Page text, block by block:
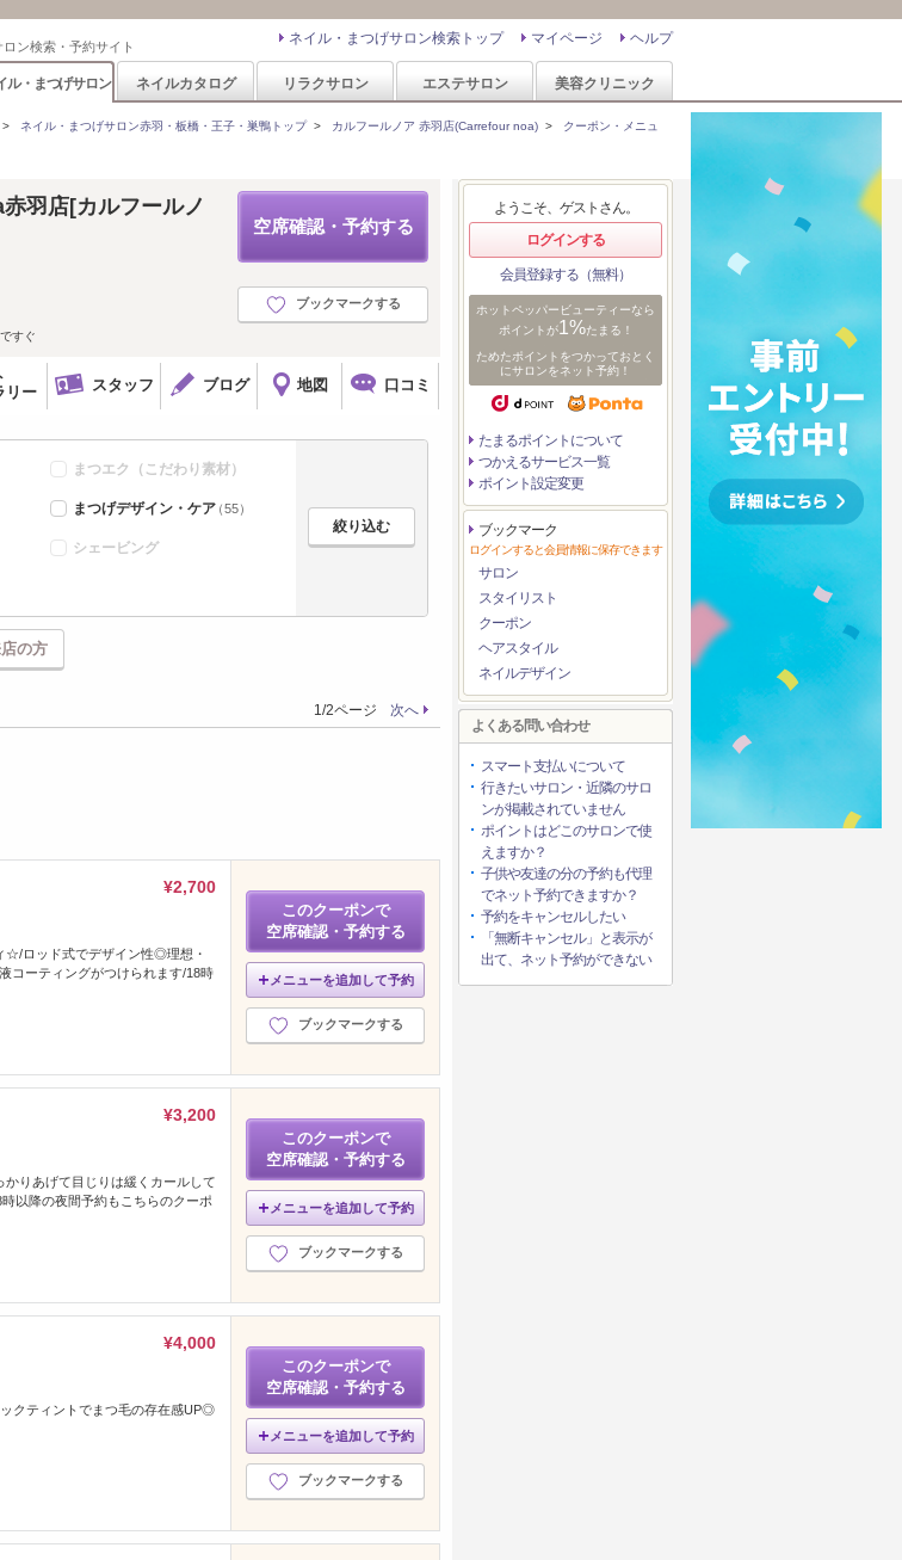
ン検索・予約サイト ヘルプ
マイページ
ネイル・まつげサロン検索トップ
ル・まつげサロン ネイルカタログ リラクサロン エステサロン 美容クリニック
ネイル・まつげサロン赤羽・板橋・王子・巣鴨トップ> カルフールノア 赤羽店(Carrefour noa) > クーポン・メニュ
空席確認・予約する
ブックマークする
羽店[カルフールノ
すぐ
リー
スタッフ ブログ 地図 口コミ
まつエク（こだわり素材）
まつげデザイン・ケア（55）
シェービング
の方
1/2ページ 次へ
¥2,700
☆/ロッド式でデザイン性◎理想・
コーティングがつけられます/18時
このクーポンで
空席確認・予約する
メニューを追加して予約
ブックマークする
¥3,200
りあげて目じりは緩くカールして
以降の夜間予約もこちらのクーポ
このクーポンで
空席確認・予約する
メニューを追加して予約
ブックマークする
¥4,000
クティントでまつ毛の存在感UP◎
このクーポンで
空席確認・予約する
メニューを追加して予約
ブックマークする
ようこそ、ゲストさん。
ログインする
会員登録する（無料）
ホットペッパービューティーなら
ポイントが1%たまる！
ためたポイントをつかっておとく
にサロンをネット予約！
たまるポイントについて
つかえるサービス一覧
ポイント設定変更
ブックマーク
ログインすると会員情報に保存できます
サロン
スタイリスト
クーポン
ヘアスタイル
ネイルデザイン
よくある問い合わせ
スマート支払いについて
行きたいサロン・近隣のサロ
ンが掲載されていません
ポイントはどこのサロンで使
えますか？
子供や友達の分の予約も代理
でネット予約できますか？
予約をキャンセルしたい
「無断キャンセル」と表示が
出て、ネット予約ができない